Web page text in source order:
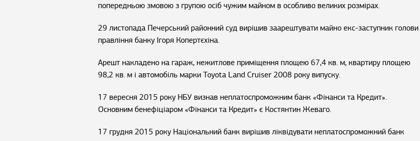
попередньою змовою з групою осіб чужим майном в особливо великих розмірах.
29 листопада Печерський районний суд вирішив заарештувати майно екс-заступник голови
правління банку Ігоря Копертєхіна.
Арешт накладено на гараж, нежитлове приміщення площею 67,4 кв. м, квартиру площею
98,2 кв. м і автомобіль марки Toyota Land Cruiser 2008 року випуску.
17 вересня 2015 року НБУ визнав неплатоспроможним банк «Фінанси та Кредит».
Основним бенефіціаром «Фінанси та Кредит» є Костянтин Жеваго.
17 грудня 2015 року Національний банк вирішив ліквідувати неплатоспроможний банк